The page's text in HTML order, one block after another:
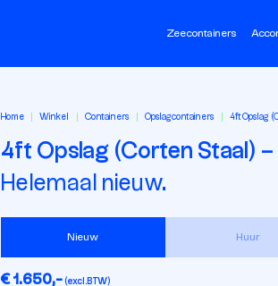
Zeecontainers
Home Winkel Containers Opslagcontainers 4ft Opslag
4ft Opslag (Corten Staal)
Helemaal nieuw.
Nieuw Huur
€ 1.650,- (excl.BTW)